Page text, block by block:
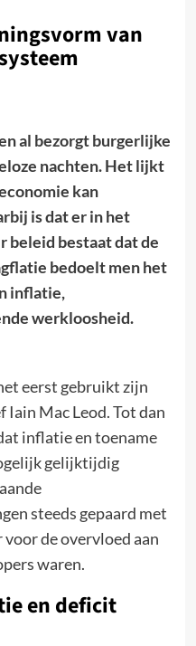
van
al bezorgt burgerlijke
nachten. Het lijkt
kan
is dat er in het
beleid bestaat dat de
bedoelt men het
inflatie,
werkloosheid.
eerst gebruikt zijn
Mac Leod. Tot dan
inflatie en toename
gelijktijdig
steeds gepaard met
de overvloed aan
waren.
en deficit